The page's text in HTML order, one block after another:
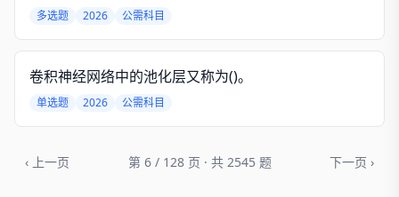
多选题 2026 公需科目
卷积神经网络中的池化层又称为()。
单选题 2026 公需科目
‹ 上一页 第 6 / 128 页 · 共 2545 题 下一页 ›